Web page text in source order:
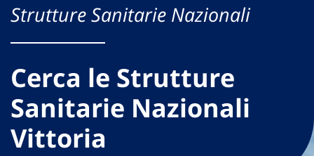
Strutture Sanitarie Nazionali
Cerca le Strutture
Sanitarie Nazionali
Vittoria